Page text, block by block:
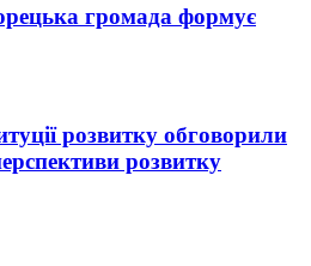
громада формує
розвитку обговорили
розвитку